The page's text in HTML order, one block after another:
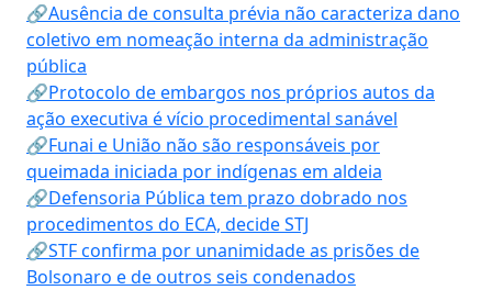
🔗Ausência de consulta prévia não caracteriza dano
coletivo em nomeação interna da administração
pública
🔗Protocolo de embargos nos próprios autos da
ação executiva é vício procedimental sanável
🔗Funai e União não são responsáveis por
queimada iniciada por indígenas em aldeia
🔗Defensoria Pública tem prazo dobrado nos
procedimentos do ECA, decide STJ
🔗STF confirma por unanimidade as prisões de
Bolsonaro e de outros seis condenados